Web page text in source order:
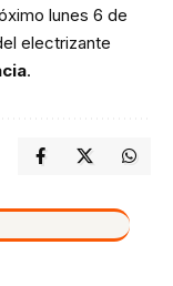
lunes 6 de
electrizante
.